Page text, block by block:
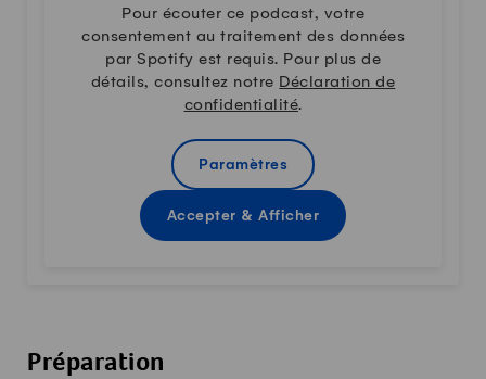
Pour écouter ce podcast, votre
consentement au traitement des données
par Spotify est requis. Pour plus de
détails, consultez notre Déclaration de
confidentialité.
Paramètres
Accepter & Afficher
Préparation